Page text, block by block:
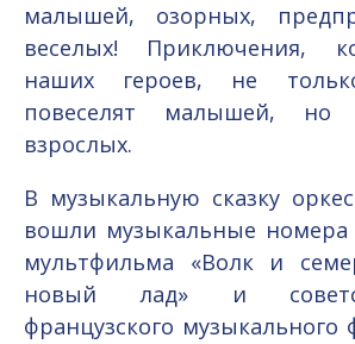
малышей, озорных,
веселых! Приключения,
наших героев, не
повеселят малышей, но
взрослых.
В музыкальную сказку
вошли музыкальные номера
мультфильма «Волк и
новый лад» и
французского музыкального